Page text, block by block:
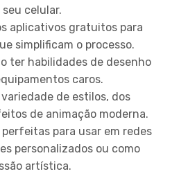
celular.
aplicativos gratuitos para
simplificam o processo.
ter habilidades de desenho
caros.
de estilos, dos
de animação moderna.
para usar em redes
personalizados ou como
artística.